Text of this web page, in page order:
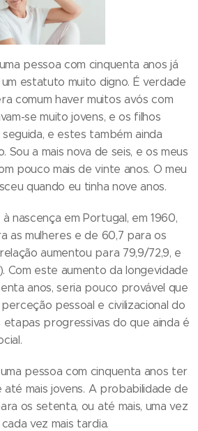
pessoa com cinquenta anos já
estatuto muito digno. É verdade
comum haver muitos avós com
se muito jovens, e os filhos
e estes também ainda
Sou a mais nova de seis, e os meus
pouco mais de vinte anos. O meu
quando eu tinha nove anos.
nascença em Portugal, em 1960,
as mulheres e de 60,7 para os
aumentou para 79,9/72,9, e
Com este aumento da longevidade
anos, seria pouco provável que
pessoal e civilizacional do
progressivas do que ainda é
pessoa com cinquenta anos ter
mais jovens. A probabilidade de
os setenta, ou até mais, uma vez
vez mais tardia.